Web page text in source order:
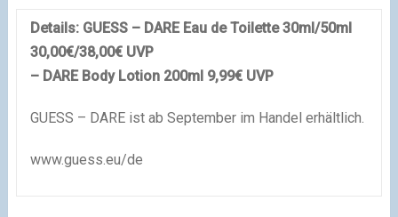
Details: GUESS – DARE Eau de Toilette 30ml/50ml
30,00€/38,00€ UVP
– DARE Body Lotion 200ml 9,99€ UVP
GUESS – DARE ist ab September im Handel erhältlich.
www.guess.eu/de